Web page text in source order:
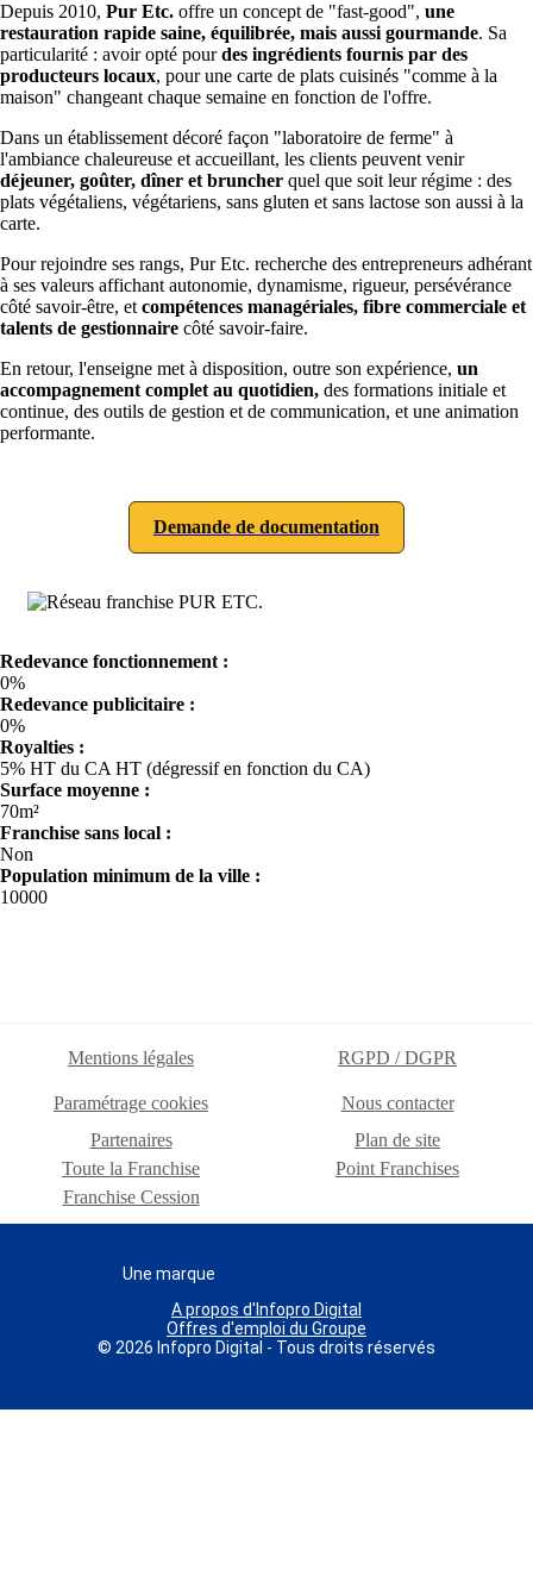
Depuis 2010, Pur Etc. offre un concept de "fast-good", une
restauration rapide saine, équilibrée, mais aussi gourmande. Sa
particularité : avoir opté pourdes ingrédients fournis par des
producteurs locaux, pour une carte de plats cuisinés "comme à la
maison" changeant chaque semaine en fonction de l'offre.
Dans un établissement décoré façon "laboratoire de ferme" à
l'ambiance chaleureuse et accueillant, les clients peuvent venir
déjeuner, goûter, dîner et bruncher quel que soit leur régime : des
plats végétaliens, végétariens, sans gluten et sans lactose son aussi à la
carte.
Pour rejoindre ses rangs, Pur Etc. recherche des entrepreneurs adhérant
à ses valeurs affichant autonomie, dynamisme, rigueur, persévérance
côté savoir-être, et compétences managériales, fibre commerciale et
talents de gestionnaire côté savoir-faire.
En retour, l'enseigne met à disposition, outre son expérience, un
accompagnement complet au quotidien, des formations initiale et
continue, des outils de gestion et de communication, et une animation
performante.
Demande de documentation
Redevance fonctionnement :
0%
Redevance publicitaire :
0%
Royalties :
5% HT du CA HT (dégressif en fonction du CA)
Surface moyenne :
70m²
Franchise sans local :
Non
Population minimum de la ville :
10000
Mentions légales RGPD / DGPR
Paramétrage cookies
Nous contacter
Partenaires
Plan de site
Toute la Franchise
Point Franchises
Franchise Cession
Une marque
A propos d'Infopro Digital
Offres d'emploi du Groupe
© 2026 Infopro Digital - Tous droits réservés